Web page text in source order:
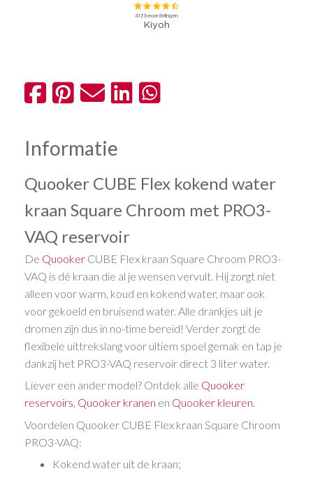
Informatie
Quooker CUBE Flex kokend water
kraan Square Chroom met PRO3-
VAQ reservoir
De Quooker CUBE Flex kraan Square Chroom PRO3-
VAQ is dé kraan die al je wensen vervult. Hij zorgt niet
alleen voor warm, koud en kokend water, maar ook
voor gekoeld en bruisend water. Alle drankjes uit je
dromen zijn dus in no-time bereid! Verder zorgt de
flexibele uittrekslang voor ultiem spoel gemak en tap je
dankzij het PRO3-VAQ reservoir direct 3 liter water.
Liever een ander model? Ontdek alle Quooker
reservoirs, Quooker kranen en Quooker kleuren.
Voordelen Quooker CUBE Flex kraan Square Chroom
PRO3-VAQ:
Kokend water uit de kraan;